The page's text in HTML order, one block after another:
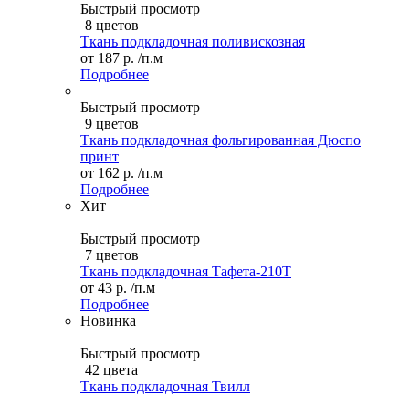
Быстрый просмотр
8 цветов
Ткань подкладочная поливискозная
от 187 р. /п.м
Подробнее
Быстрый просмотр
9 цветов
Ткань подкладочная фольгированная Дюспо
принт
от 162 р. /п.м
Подробнее
Хит
Быстрый просмотр
7 цветов
Ткань подкладочная Тафета-210T
от 43 р. /п.м
Подробнее
Новинка
Быстрый просмотр
42 цвета
Ткань подкладочная Твилл